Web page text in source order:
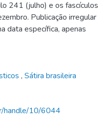
241 (julho) e os fascículos
Publicação irregular
data específica, apenas
, Sátira brasileira
handle/10/6044